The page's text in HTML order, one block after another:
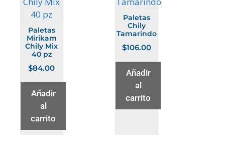
Paletas
Mirikam
Chily Mix
40 pz
$84.00
Añadir
al
carrito
Paletas
Chily
Tamarindo
$106.00
Añadir
al
carrito